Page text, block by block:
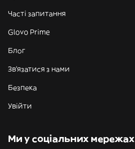
Часті запитання
Glovo Prime
Блог
Зв'язатися з нами
Безпека
Увійти
Ми у соціальних мережах